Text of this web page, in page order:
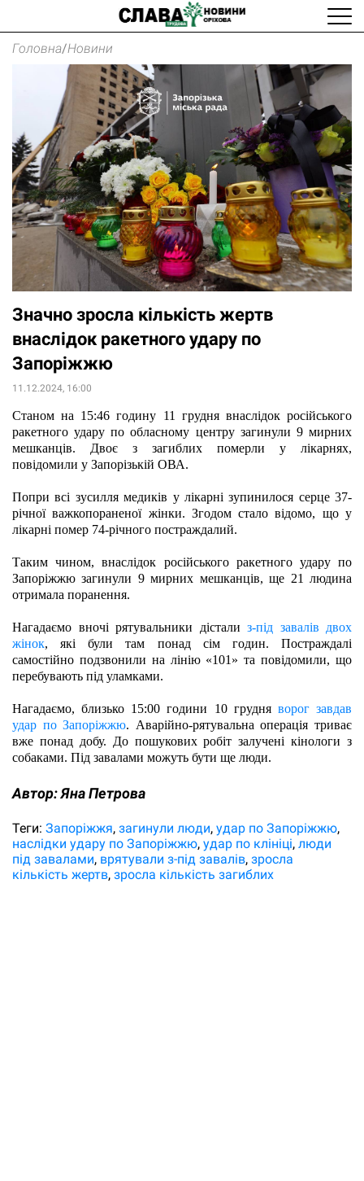
Головна/Новини
Значно зросла кількість жертв
внаслідок ракетного удару по
Запоріжжю
11.12.2024, 16:00
Станом на 15:46 годину 11 грудня внаслідок російського
ракетного удару по обласному центру загинули 9 мирних
мешканців. Двоє з загиблих померли у лікарнях,
повідомили у Запорізькій ОВА.
Попри всі зусилля медиків у лікарні зупинилося серце 37-
річної важкопораненої жінки. Згодом стало відомо, що у
лікарні помер 74-річного постраждалий.
Таким чином, внаслідок російського ракетного удару по
Запоріжжю загинули 9 мирних мешканців, ще 21 людина
отримала поранення.
Нагадаємо вночі рятувальники дістали з-під завалів двох
жінок, які були там понад сім годин. Постраждалі
самостійно подзвонили на лінію «101» та повідомили, що
перебувають під уламками.
Нагадаємо, близько 15:00 години 10 грудня ворог завдав
удар по Запоріжжю. Аварійно-рятувальна операція триває
вже понад добу. До пошукових робіт залучені кінологи з
собаками. Під завалами можуть бути ще люди.
Автор:Яна Петрова
Теги: Запоріжжя загинули люди удар по Запоріжжю
наслідки удару по Запоріжжю удар по клініці люди
під завалами врятували з-під завалів зросла
кількість жертв зросла кількість загиблих